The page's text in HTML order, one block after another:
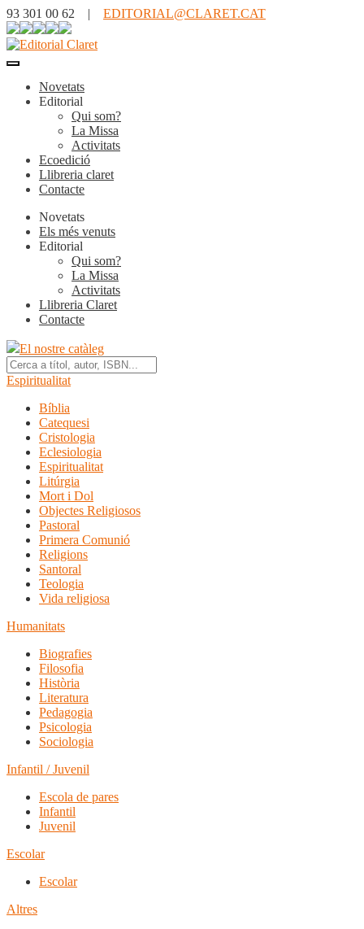
93 301 00 62 | EDITORIAL@CLARET.CAT
Novetats
Editorial
Qui som?
La Missa
Activitats
Ecoedició
Llibreria claret
Contacte
Novetats
Els més venuts
Editorial
Qui som?
La Missa
Activitats
Llibreria Claret
Contacte
El nostre catàleg
Espiritualitat
Bíblia
Catequesi
Cristologia
Eclesiologia
Espiritualitat
Litúrgia
Mort i Dol
Objectes Religiosos
Pastoral
Primera Comunió
Religions
Santoral
Teologia
Vida religiosa
Humanitats
Biografies
Filosofia
Història
Literatura
Pedagogia
Psicologia
Sociologia
Infantil / Juvenil
Escola de pares
Infantil
Juvenil
Escolar
Escolar
Altres